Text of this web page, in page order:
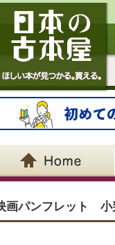
画パンフレット